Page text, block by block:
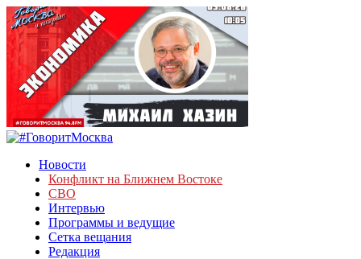
Новости
Конфликт на Ближнем Востоке
СВО
Интервью
Программы и ведущие
Сетка вещания
Редакция